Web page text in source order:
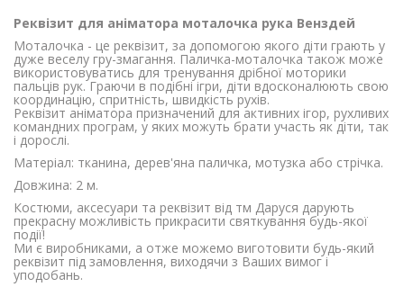
Реквізит для аніматора моталочка рука Венздей
Моталочка - це реквізит, за допомогою якого діти грають у
дуже веселу гру-змагання. Паличка-моталочка також може
використовуватись для тренування дрібної моторики
пальців рук. Граючи в подібні ігри, діти вдосконалюють свою
координацію, спритність, швидкість рухів.
Реквізит аніматора призначений для активних ігор, рухливих
командних програм, у яких можуть брати участь як діти, так
і дорослі.
Матеріал: тканина, дерев'яна паличка, мотузка або стрічка.
Довжина: 2 м.
Костюми, аксесуари та реквізит від тм Даруся дарують
прекрасну можливість прикрасити святкування будь-якої
події!
Ми є виробниками, а отже можемо виготовити будь-який
реквізит під замовлення, виходячи з Ваших вимог і
уподобань.